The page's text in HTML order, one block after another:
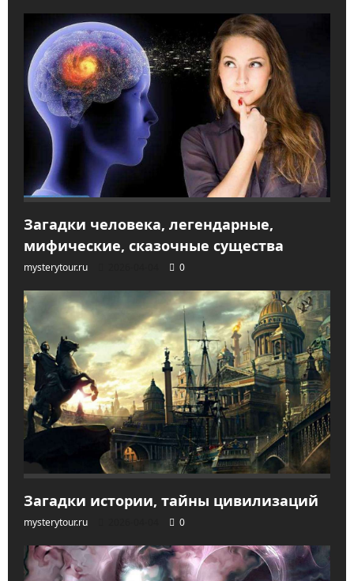
Загадки человека, легендарные,
мифические, сказочные существа
mysterytour.ru 0
Загадки истории, тайны цивилизаций
mysterytour.ru 0